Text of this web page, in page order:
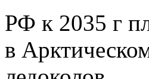
РФ к 2035 г
в